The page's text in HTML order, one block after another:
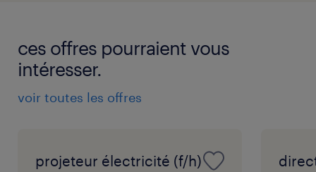
ces offres pourraient vous
intéresser.
voir toutes les offres
projeteur électricité (f/h)